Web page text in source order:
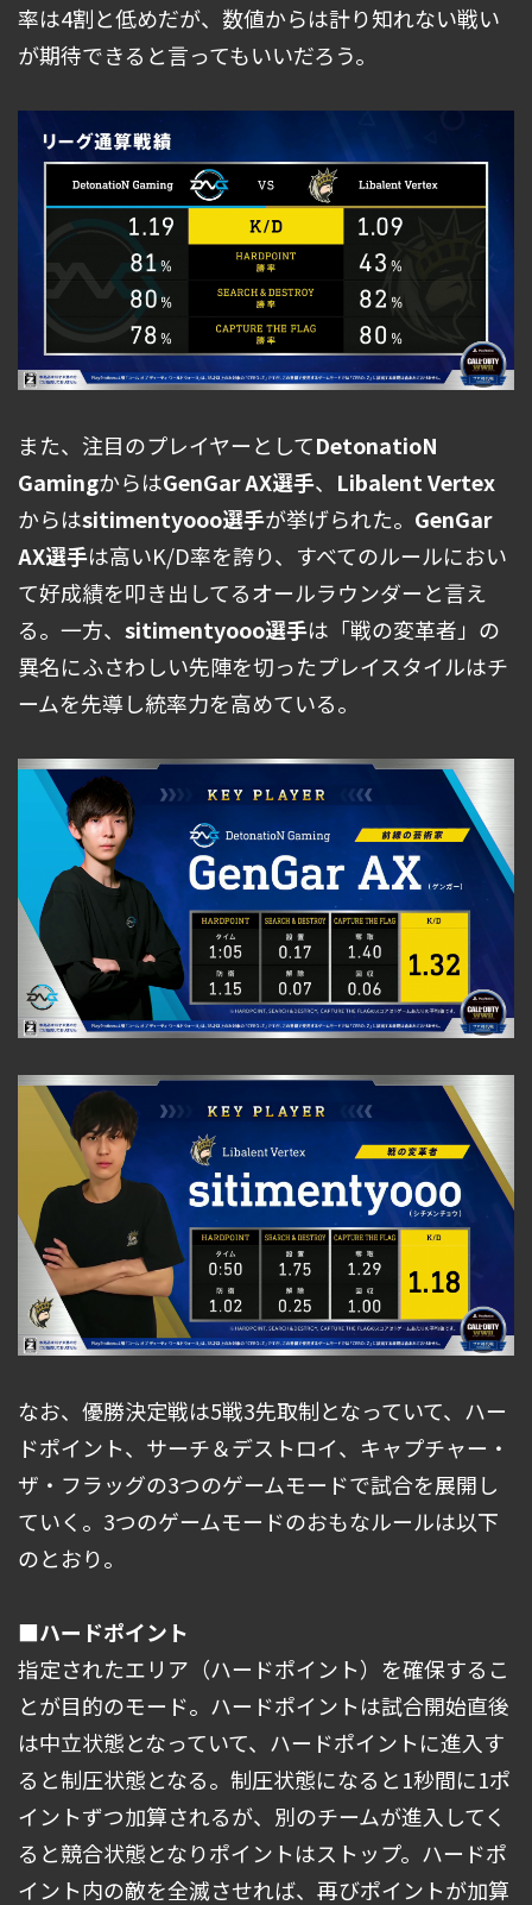
率は4割と低めだが、数値からは計り知れない戦い
が期待できると言ってもいいだろう。
また、注目のプレイヤーとしてDetonatioN
GamingからはGenGar AX選手、 Libalent Vertex
からはsitimentyooo選手が挙げられた。 GenGar
AX選手は高いK/D率を誇り、すべてのルールにおい
て好成績を叩き出してるオールラウンダーと言え
る。一方、 sitimentyooo選手は「戦の変革者」の
異名にふさわしい先陣を切ったプレイスタイルはチ
ームを先導し統率力を高めている。
なお、優勝決定戦は5戦3先取制となっていて、ハー
ドポイント、サーチ＆デストロイ、キャプチャー・
ザ・フラッグの3つのゲームモードで試合を展開し
ていく。3つのゲームモードのおもなルールは以下
のとおり。
■ハードポイント
指定されたエリア（ハードポイント）を確保するこ
とが目的のモード。ハードポイントは試合開始直後
は中立状態となっていて、ハードポイントに進入す
ると制圧状態となる。制圧状態になると1秒間に1ポ
イントずつ加算されるが、別のチームが進入してく
ると競合状態となりポイントはストップ。ハードポ
イント内の敵を全滅させれば、再びポイントが加算